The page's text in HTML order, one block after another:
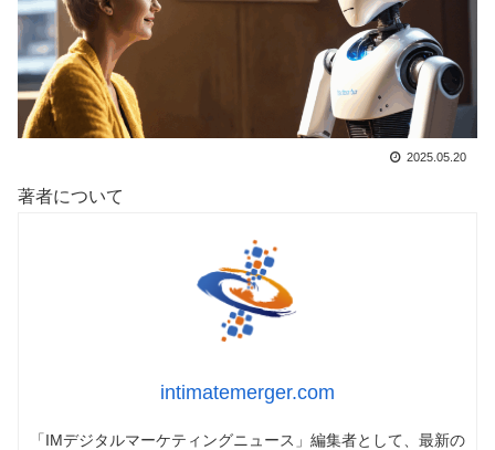
2025.05.20
著者について
intimatemerger.com
「IMデジタルマーケティングニュース」編集者として、最新の